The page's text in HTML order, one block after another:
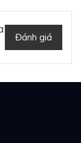
Bleu De
ngay dưới
Đánh giá